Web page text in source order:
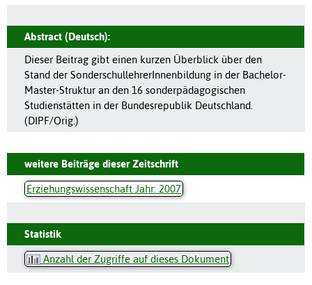
Abstract (Deutsch):
Dieser Beitrag gibt einen kurzen Überblick über den
Stand der SonderschullehrerInnenbildung in der Bachelor-
Master-Struktur an den 16 sonderpädagogischen
Studienstätten in der Bundesrepublik Deutschland.
(DIPF/Orig.)
weitere Beiträge dieser Zeitschrift
Erziehungswissenschaft Jahr: 2007
Statistik
Anzahl der Zugriffe auf dieses Dokument